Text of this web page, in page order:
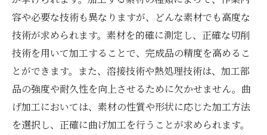
容や必要な技術も異なりますが、どんな素材でも高度な
技術が求められます。素材を的確に測定し、正確な切削
技術を用いて加工することで、完成品の精度を高めるこ
とができます。また、溶接技術や熱処理技術は、加工部
品の強度や耐久性を向上させるために欠かせません。曲
げ加工においては、素材の性質や形状に応じた加工方法
を選択し、正確に曲げ加工を行うことが求められます。